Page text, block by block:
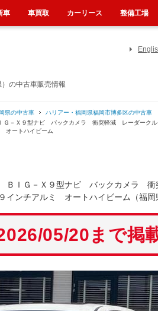
の中古車販売情報
県の中古車
ハリアー・福岡県福岡市博多区の中古車
Ｇ－Ｘ９型ナビ バックカメラ 衝突軽減 レーダーク
ートハイビーム
ＩＧ－Ｘ９型ナビ バックカメラ
ンチアルミ オートハイビーム（福岡
05/20まで掲
車 車買取 カーリース 整備工場